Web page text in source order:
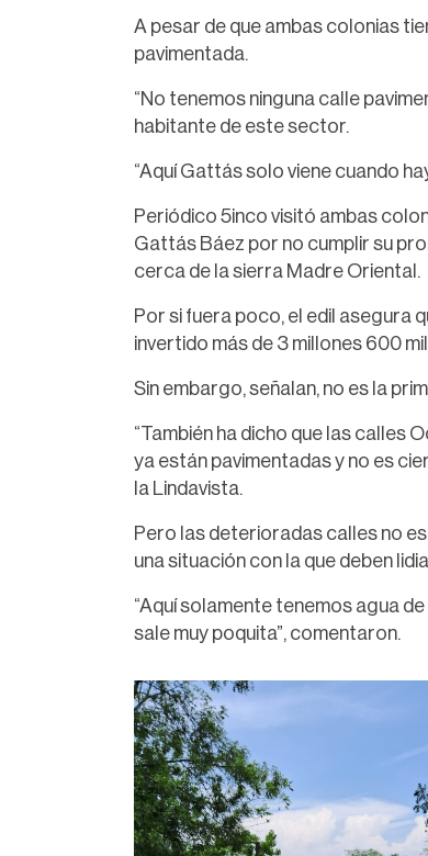
A pesar de que ambas colonias
pavimentada.
“No tenemos ninguna calle
habitante de este sector.
“Aquí Gattás solo viene cuando
Periódico 5inco visitó ambas
Gattás Báez por no cumplir su
cerca de la sierra Madre Oriental.
Por si fuera poco, el edil asegura
invertido más de 3 millones 600
Sin embargo, señalan, no es la
“También ha dicho que las calles
ya están pavimentadas y no es
la Lindavista.
Pero las deterioradas calles no
una situación con la que deben
“Aquí solamente tenemos agua
sale muy poquita”, comentaron.